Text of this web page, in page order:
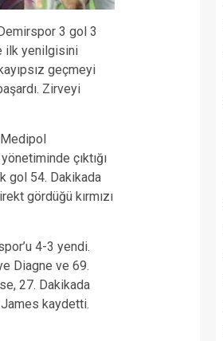
3 gol 3
ilk yenilgisini
geçmeyi
Zirveyi
Medipol
çıktığı
gol 54. Dakikada
gördüğü kırmızı
4-3 yendi.
Diagne ve 69.
27. Dakikada
kaydetti.